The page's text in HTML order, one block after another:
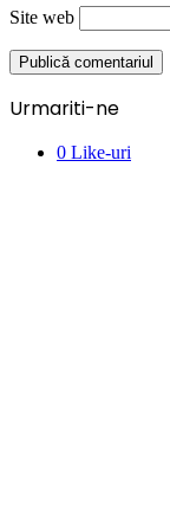
Site web
Urmariti-ne
0 Like-uri